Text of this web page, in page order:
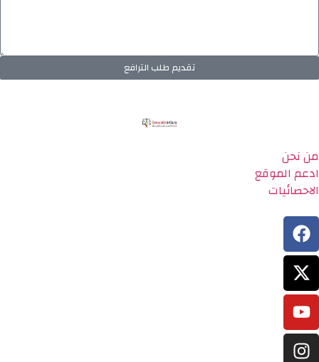
تقديم طلب الترافع
من نحن
ادعم الموقع
الاحصائيات